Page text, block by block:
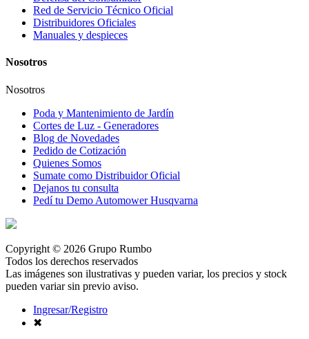
Red de Servicio Técnico Oficial
Distribuidores Oficiales
Manuales y despieces
Nosotros
Nosotros
Poda y Mantenimiento de Jardín
Cortes de Luz - Generadores
Blog de Novedades
Pedido de Cotización
Quienes Somos
Sumate como Distribuidor Oficial
Dejanos tu consulta
Pedí tu Demo Automower Husqvarna
Copyright © 2026 Grupo Rumbo
Todos los derechos reservados
Las imágenes son ilustrativas y pueden variar, los precios y stock
pueden variar sin previo aviso.
Ingresar/Registro
✖